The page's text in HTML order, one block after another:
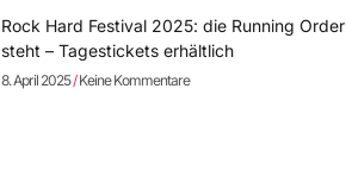
Rock Hard Festival 2025: die Running Order
steht – Tagestickets erhältlich
8. April 2025 Keine Kommentare